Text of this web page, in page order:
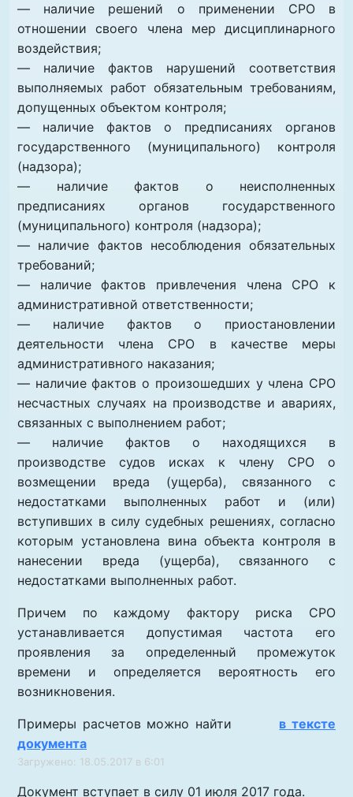
— наличие решений о применении СРО в
отношении своего члена мер дисциплинарного
воздействия;
— наличие фактов нарушений соответствия
выполняемых работ обязательным требованиям,
допущенных объектом контроля;
— наличие фактов о предписаниях органов
государственного (муниципального) контроля
(надзора);
— наличие фактов о неисполненных
предписаниях органов государственного
(муниципального) контроля (надзора);
— наличие фактов несоблюдения обязательных
требований;
— наличие фактов привлечения члена СРО к
административной ответственности;
— наличие фактов о приостановлении
деятельности члена СРО в качестве меры
административного наказания;
— наличие фактов о произошедших у члена СРО
несчастных случаях на производстве и авариях,
связанных с выполнением работ;
— наличие фактов о находящихся в
производстве судов исках к члену СРО о
возмещении вреда (ущерба), связанного с
недостатками выполненных работ и (или)
вступивших в силу судебных решениях, согласно
которым установлена вина объекта контроля в
нанесении вреда (ущерба), связанного с
недостатками выполненных работ.
Причем по каждому фактору риска СРО
устанавливается допустимая частота его
проявления за определенный промежуток
времени и определяется вероятность его
возникновения.
Примеры расчетов можно найти
в тексте
документа
Загружено: 18.05.2017 в 6:01
Документ вступает в силу 01 июля 2017 года.